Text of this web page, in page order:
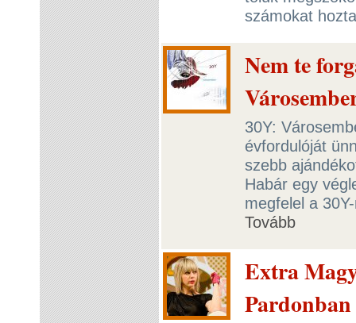
számokat
Nem te
30Y:
évfordulóját
szebb
Habár egy
megfelel a
Tovább
Extra
Pardonban